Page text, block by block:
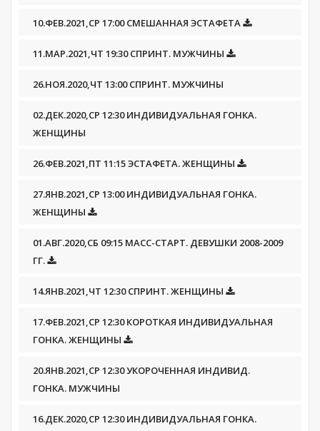
10.ФЕВ.2021,СР 17:00 СМЕШАННАЯ ЭСТАФЕТА
11.МАР.2021,ЧТ 19:30 СПРИНТ. МУЖЧИНЫ
26.НОЯ.2020,ЧТ 13:00 СПРИНТ. МУЖЧИНЫ
02.ДЕК.2020,СР 12:30 ИНДИВИДУАЛЬНАЯ ГОНКА.
ЖЕНЩИНЫ
26.ФЕВ.2021,ПТ 11:15 ЭСТАФЕТА. ЖЕНЩИНЫ
27.ЯНВ.2021,СР 13:00 ИНДИВИДУАЛЬНАЯ ГОНКА.
ЖЕНЩИНЫ
01.АВГ.2020,СБ 09:15 МАСС-СТАРТ. ДЕВУШКИ 2008-2009
ГГ.
14.ЯНВ.2021,ЧТ 12:30 СПРИНТ. ЖЕНЩИНЫ
17.ФЕВ.2021,СР 12:30 КОРОТКАЯ ИНДИВИДУАЛЬНАЯ
ГОНКА. ЖЕНЩИНЫ
20.ЯНВ.2021,СР 12:30 УКОРОЧЕННАЯ ИНДИВИД.
ГОНКА. МУЖЧИНЫ
16.ДЕК.2020,СР 12:30 ИНДИВИДУАЛЬНАЯ ГОНКА.